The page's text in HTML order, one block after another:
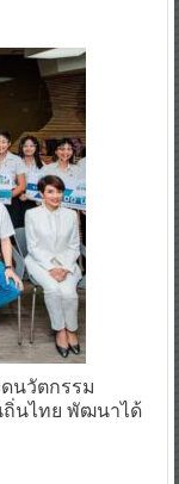
นวัตกรรม
ถิ่นไทย พัฒนาได้